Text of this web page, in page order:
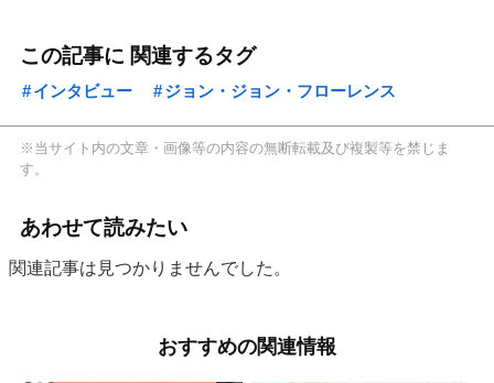
この記事に 関連するタグ
インタビュー ジョン・ジョン・フローレンス
※当サイト内の文章・画像等の内容の無断転載及び複製等を禁じま
す。
あわせて読みたい
関連記事は見つかりませんでした。
おすすめの関連情報